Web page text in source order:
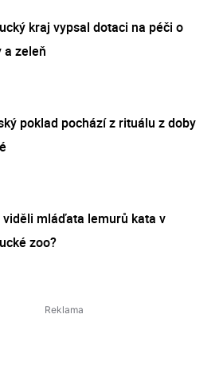
kraj vypsal dotaci na péči o
a zeleň
poklad pochází z rituálu z doby
viděli mláďata lemurů kata v
zoo?